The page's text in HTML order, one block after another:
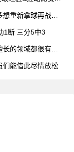
想重新拿球再战一
1断 三分5中3
长的领域都很有效
们能借此尽情放松